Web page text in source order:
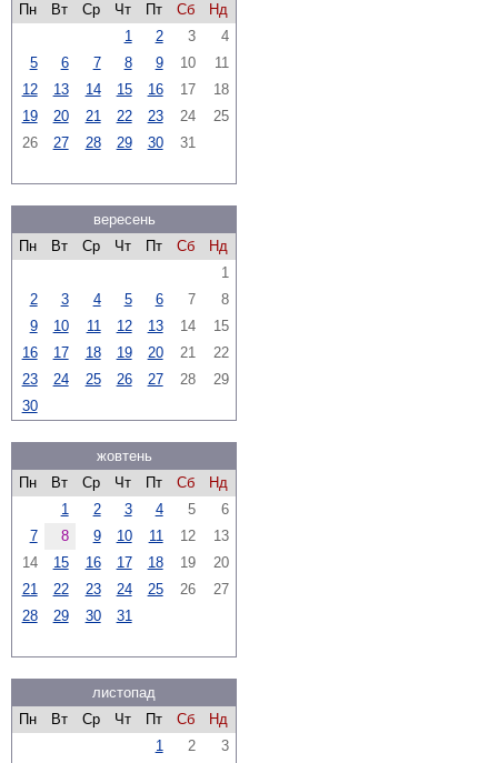
Пн
Вт Ср Чт Пт Сб
Нд
1
2 3
4
5
6 7 8 9 10
11
12
13 14 15 16 17
18
19
20 21 22 23 24
25
26
27 28 29 30 31
вересень
Пн
Вт Ср Чт Пт Сб
Нд
1
2
3 4 5 6 7
8
9
10 11 12 13 14
15
16
17 18 19 20 21
22
23
24 25 26 27 28
29
30
жовтень
Пн
Вт Ср Чт Пт Сб
Нд
1
2 3 4 5
6
7
8 9 10 11 12
13
14
15 16 17 18 19
20
21
22 23 24 25 26
27
28
29 30 31
листопад
Пн
Вт Ср Чт Пт Сб
Нд
1
2 3